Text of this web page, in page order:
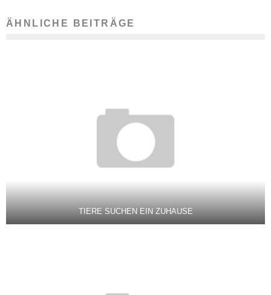
ÄHNLICHE BEITRÄGE
TIERE SUCHEN EIN ZUHAUSE